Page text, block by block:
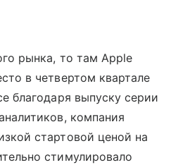
рынка, то там Apple
в четвертом квартале
благодаря выпуску серии
компания
стартовой ценой на
стимулировало